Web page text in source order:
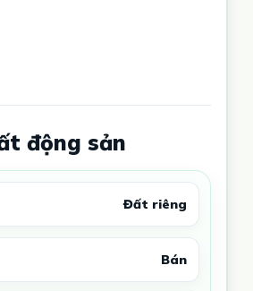
động sản
Đất riêng
Bán